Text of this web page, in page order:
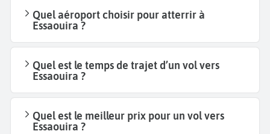
Quel aéroport choisir pour atterrir à
Essaouira ?
Quel est le temps de trajet d’un vol vers
Essaouira ?
Quel est le meilleur prix pour un vol vers
Essaouira ?